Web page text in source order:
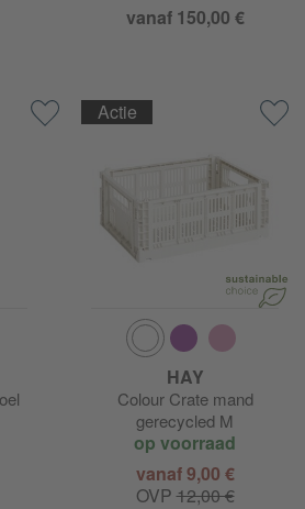
vanaf 150,00 €
Actie
HAY
Colour Crate mand
gerecycled M
op voorraad
vanaf 9,00 €
OVP12,00 €